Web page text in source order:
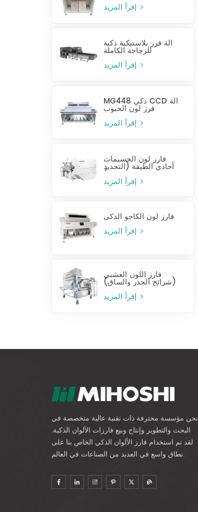
إقرأ المزيد
آلة فرز بلاستيكية ذكية
للزجاجة الكاملة
إقرأ المزيد
MG448 ذكي CCD آلة
فرز لون الحبوب
إقرأ المزيد
فارز لون الجسيمات
أحادي الطبقة (التحديد
الرطب)
إقرأ المزيد
فارز لون الكاجو الذكي
إقرأ المزيد
فارز اللون العشبي
(شرائح الجذر والساق)
إقرأ المزيد
نحن مؤسسة محترفة ذات تقنية عالية متخصصة في
البحث والتطوير وإنتاج وبيع فارزات الألوان الذكية.
لقد تم استخدام فارز الألوان الذكي الخاص بنا على
نطاق واسع في العديد من الصناعات في العالم.